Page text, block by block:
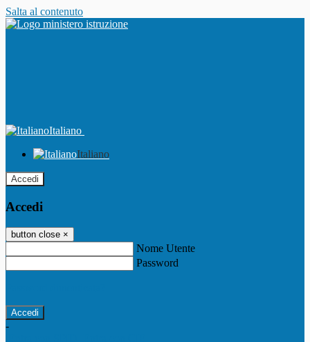
Salta al contenuto
Italiano
Italiano
Accedi
Accedi
button close ×
Nome Utente
Password
-